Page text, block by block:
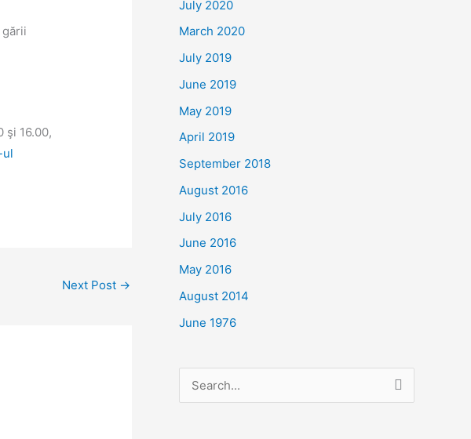
şi 16.00,
ul
Next Post →
July 2020
March 2020
July 2019
June 2019
May 2019
April 2019
September 2018
August 2016
July 2016
June 2016
May 2016
August 2014
June 1976
Search
for: